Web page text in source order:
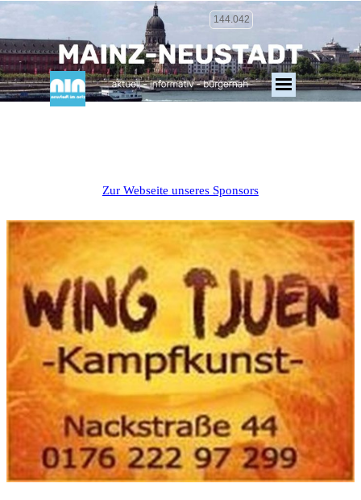
144.042
Zur Webseite unseres Sponsors